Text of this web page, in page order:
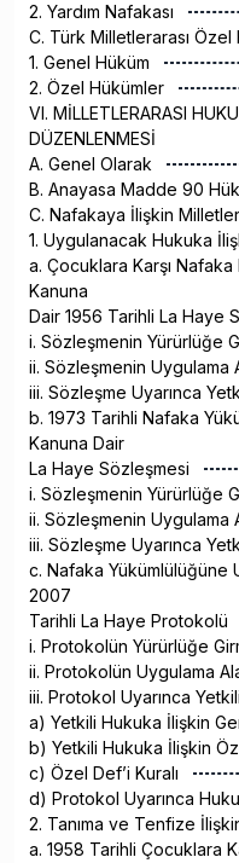
2. Yardım Nafakası
C. Türk Milletlerarası
1. Genel Hüküm
2. Özel Hükümler
VI. MİLLETLERARASI
DÜZENLENMESİ
A. Genel Olarak
B. Anayasa Madde 90
C. Nafakaya İlişkin
1. Uygulanacak Hukuka
a. Çocuklara Karşı
Kanuna
Dair 1956 Tarihli La Haye
i. Sözleşmenin Yürürlüğe
ii. Sözleşmenin Uygulama
iii. Sözleşme Uyarınca
b. 1973 Tarihli Nafaka
Kanuna Dair
La Haye Sözleşmesi
i. Sözleşmenin Yürürlüğe
ii. Sözleşmenin Uygulama
iii. Sözleşme Uyarınca
c. Nafaka Yükümlülüğüne
2007
Tarihli La Haye Protokolü
i. Protokolün Yürürlüğe
ii. Protokolün Uygulama
iii. Protokol Uyarınca
a) Yetkili Hukuka İlişkin
b) Yetkili Hukuka İlişkin
c) Özel Def’i Kuralı
d) Protokol Uyarınca
2. Tanıma ve Tenfize
a. 1958 Tarihli Çocuklara